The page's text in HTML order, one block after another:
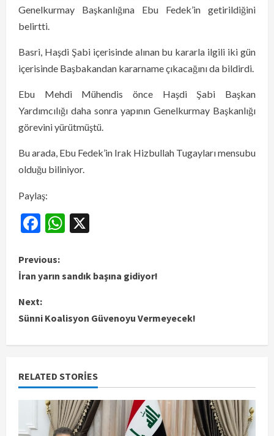
Genelkurmay Başkanlığına Ebu Fedek’in getirildiğini
belirtti.
Basri, Haşdi Şabi içerisinde alınan bu kararla ilgili iki gün
içerisinde Başbakandan kararname çıkacağını da bildirdi.
Ebu Mehdi Mühendis önce Haşdi Şabi Başkan
Yardımcılığı daha sonra yapının Genelkurmay Başkanlığı
görevini yürütmüştü.
Bu arada, Ebu Fedek’in Irak Hizbullah Tugayları mensubu
olduğu biliniyor.
Paylaş:
Facebook
WhatsApp
Previous:
İran yarın sandık başına gidiyor!
Next:
Sünni Koalisyon Güvenoyu Vermeyecek!
RELATED STORIES